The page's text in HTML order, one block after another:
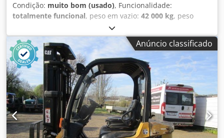
Condição: muito bom (usado), Funcionalidade:
totalmente funcional, peso em vazio: 42 000 kg, peso
, Ano de fabrico:
funcionamento:9 880 h, * Ano de fabrico: 2009
(reconstrução certificada) Djdpfezm Hl Rsx Afaskr * 9.880
horas * Motor Cat 3412 DI V12 (760 cv / 567 kW) * Carga
útil: 60 toneladas * Peso em vazio: 42.000 kg * Peso bruto
admissível: 102.000 kg * Capacidade: 39,3 m³ * Em
excelente estado
Anúncio classificado